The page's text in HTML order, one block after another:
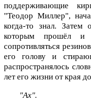
поддерживающие
"Теодор Миллер",
когда-то знал.
которым прошёл
сопротивляться
его голову и
распространялось
лет его жизни от края
"Ах".